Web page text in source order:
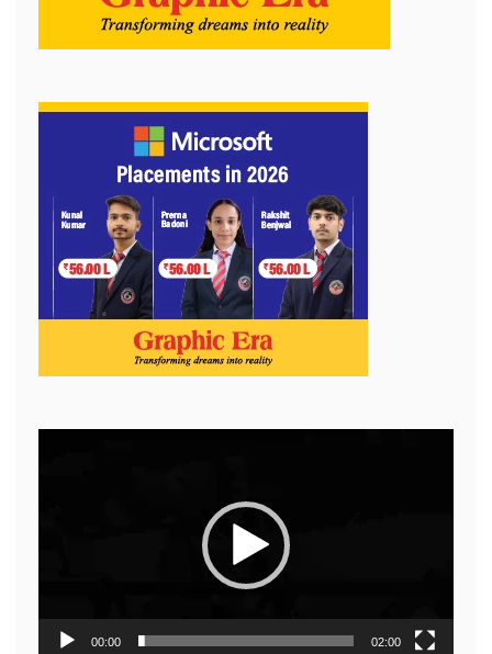
00:00 02:00